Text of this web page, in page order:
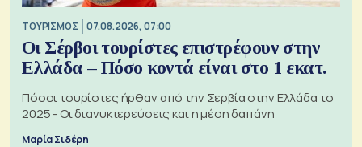
ΤΟΥΡΙΣΜΟΣ 07.08.2026, 07:00
Οι Σέρβοι τουρίστες επιστρέφουν στην
Ελλάδα – Πόσο κοντά είναι στο 1 εκατ.
Πόσοι τουρίστες ήρθαν από την Σερβία στην Ελλάδα το
2025 - Οι διανυκτερεύσεις και η μέση δαπάνη
Μαρία Σιδέρη